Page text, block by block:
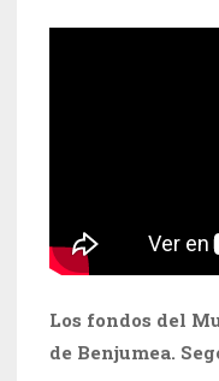
Los fondos del
de Benjumea.